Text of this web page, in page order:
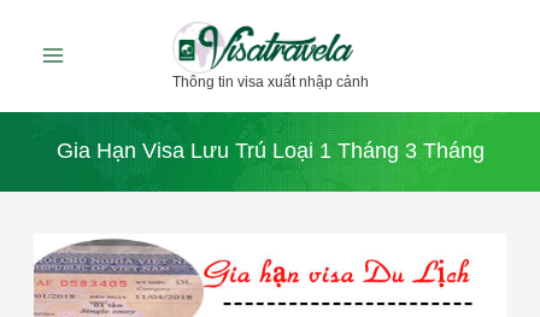
dung
Thông tin visa xuất nhập cảnh
Gia Hạn Visa Lưu Trú Loại 1 Tháng 3 Tháng